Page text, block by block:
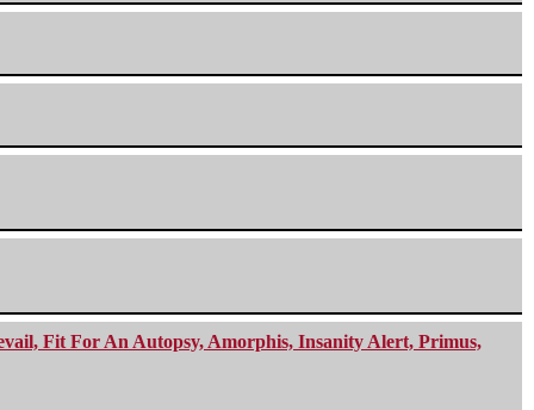
Fit For An Autopsy, Amorphis, Insanity Alert, Primus,